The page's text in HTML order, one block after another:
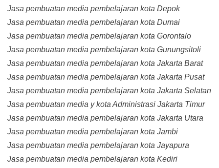
Jasa pembuatan media pembelajaran kota Depok
Jasa pembuatan media pembelajaran kota Dumai
Jasa pembuatan media pembelajaran kota Gorontalo
Jasa pembuatan media pembelajaran kota Gunungsitoli
Jasa pembuatan media pembelajaran kota Jakarta Barat
Jasa pembuatan media pembelajaran kota Jakarta Pusat
Jasa pembuatan media pembelajaran kota Jakarta Selatan
Jasa pembuatan media y kota Administrasi Jakarta Timur
Jasa pembuatan media pembelajaran kota Jakarta Utara
Jasa pembuatan media pembelajaran kota Jambi
Jasa pembuatan media pembelajaran kota Jayapura
Jasa pembuatan media pembelajaran kota Kediri